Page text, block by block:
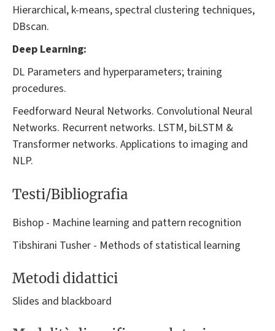
Hierarchical, k-means, spectral clustering techniques,
DBscan.
Deep Learning:
DL Parameters and hyperparameters; training
procedures.
Feedforward Neural Networks. Convolutional Neural
Networks. Recurrent networks. LSTM, biLSTM &
Transformer networks. Applications to imaging and
NLP.
Testi/Bibliografia
Bishop - Machine learning and pattern recognition
Tibshirani Tusher - Methods of statistical learning
Metodi didattici
Slides and blackboard